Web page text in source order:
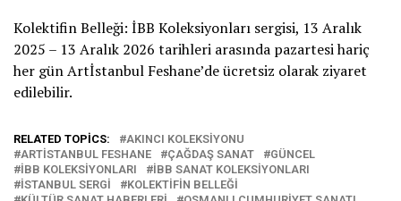
Kolektifin Belleği: İBB Koleksiyonları sergisi, 13 Aralık
2025 – 13 Aralık 2026 tarihleri arasında pazartesi hariç
her gün Artİstanbul Feshane’de ücretsiz olarak ziyaret
edilebilir.
RELATED TOPICS:
AKINCI KOLEKSIYONU
ARTISTANBUL FESHANE
ÇAĞDAŞ SANAT
GÜNCEL
IBB KOLEKSIYONLARI
IBB SANAT KOLEKSIYONLARI
ISTANBUL SERGI
KOLEKTIFIN BELLEĞI